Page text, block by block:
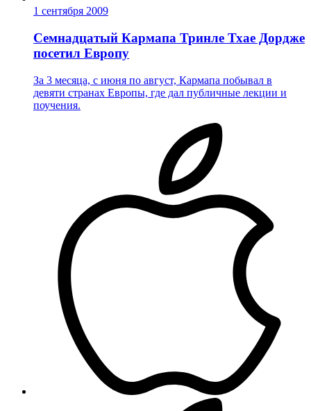
1 сентября 2009
Семнадцатый Кармапа Тринле Тхае Дордже
посетил Европу
За 3 месяца, с июня по август, Кармапа побывал в
девяти странах Европы, где дал публичные лекции и
поучения.